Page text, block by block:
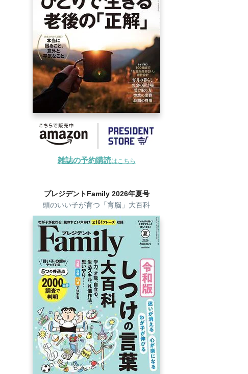
雑誌の予約購読はこちら
プレジデントFamily 2026年夏号
頭のいい子が育つ「育脳」大百科